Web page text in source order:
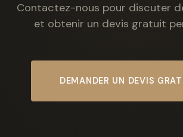
Contactez-nous pour discuter
et obtenir un devis gratuit
DEMANDER UN DEVIS